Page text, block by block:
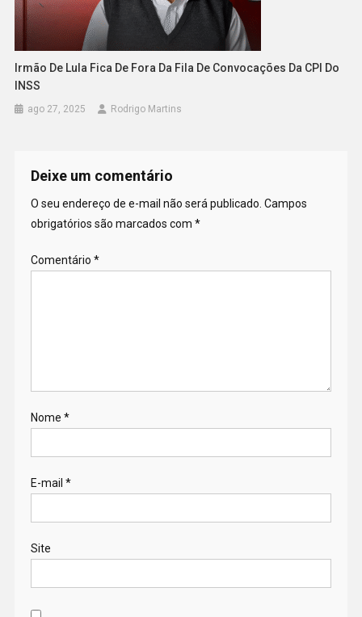
Irmão De Lula Fica De Fora Da Fila De Convocações Da CPI Do
INSS
ago 27, 2025 Rodrigo Martins
Deixe um comentário
O seu endereço de e-mail não será publicado. Campos
obrigatórios são marcados com *
Comentário *
Nome *
E-mail *
Site